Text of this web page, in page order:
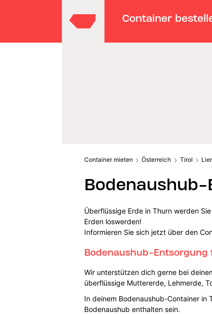
Container
Container mieten Österreich Tirol
Überflüssige Erde in Thurn werden
Erden loswerden!
Informieren Sie sich jetzt über den
Bodenaushub-Entsorgung
Wir unterstützen dich gerne bei
überflüssige Muttererde, Lehmerde,
In deinem Bodenaushub-Container in
Bodenaushub enthalten sein.